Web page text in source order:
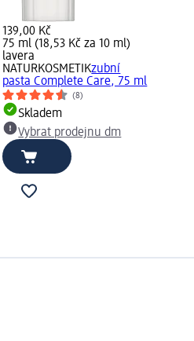
139,00 Kč
75 ml (18,53 Kč za 10 ml)
lavera
NATURKOSMETIKzubní
pasta Complete Care, 75 ml
(8)
Skladem
Vybrat prodejnu dm